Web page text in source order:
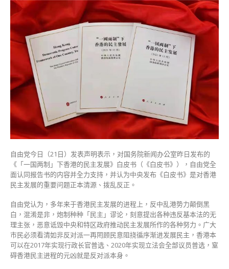
由
中
央
发
布
皮
书
对
香
民
问
题
正
本
清
源〉
中
自由党今日（21日）发表声明表示，对国务院新闻办公室昨日发布的
《「一国两制」下香港的民主发展》白皮书（《白皮书》），自由党全
面认同报告书的内容并全力支持，并认为中央发布《白皮书》是对香港
民主发展的重要问题正本清源、拨乱反正。
自由党认为，多年来于香港民主发展的进程上，反中乱港势力颠倒黑
白，混淆是非，炮制种种「民主」谬论，刻意提出各种违反基本法的无
理主张，恶意诋毁中央和特区政府推动民主发展所作的各种努力。广大
市民必须看清如非反对派一再罔顾民意阻挠循序渐进发展民主，香港本
可以在2017年实现行政长官普选、2020年实现立法会全部议员普选，窒
碍香港民主进程的元凶就是反对派本身。